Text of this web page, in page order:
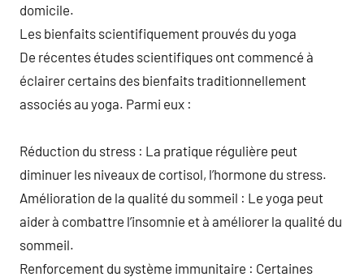
domicile.
Les bienfaits scientifiquement prouvés du yoga
De récentes études scientifiques ont commencé à
éclairer certains des bienfaits traditionnellement
associés au yoga. Parmi eux :
Réduction du stress : La pratique régulière peut
diminuer les niveaux de cortisol, l’hormone du stress.
Amélioration de la qualité du sommeil : Le yoga peut
aider à combattre l’insomnie et à améliorer la qualité du
sommeil.
Renforcement du système immunitaire : Certaines